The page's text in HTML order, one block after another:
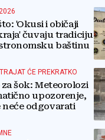
'Okusi i običaji
čuvaju tradiciju
baštinu
ĆE PREKRATKO
šok: Meteorolozi
upozorenje,
odgovarati